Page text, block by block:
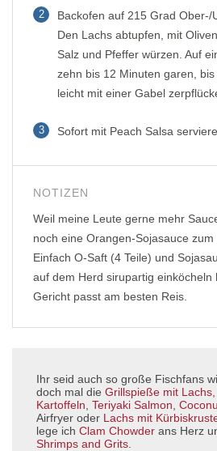
2
Backofen auf 215 Grad Ober-/
Den Lachs abtupfen, mit
Salz und Pfeffer würzen. Auf
zehn bis 12 Minuten garen,
leicht mit einer Gabel
3 Sofort mit Peach Salsa
NOTIZEN
Weil meine Leute gerne mehr
noch eine Orangen-Sojasauce
Einfach O-Saft (4 Teile) und
auf dem Herd sirupartig einköcheln
Gericht passt am besten Reis.
Ihr seid auch so große Fischfans
doch mal die Grillspieße mit
Kartoffeln Teriyaki Salmon
Airfryer oder Lachs mit
lege ich Clam Chowder ans Herz
Shrimps and Grits